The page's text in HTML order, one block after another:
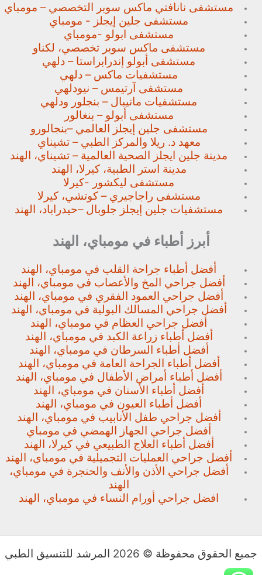
مستشفى نانافتي ماكس سوبر التخصصي – مومباي
مستشفى جلين إيجلز - مومباي
مستشفى ابولو -مومباي
مستشفى ماكس سوبر تخصصي، لكناو
مستشفى أبولو إندرابراستا – دلهي
مستشفيات ماكس – دلهي
مستشفى آرتيمس – نيودلهي
مستشفيات مانيبال – بنجلور ودلهي
مستشفى أبولو – بنغالور
مستشفى جلين إيجلز العالمي –بنجالورو
معهد د. ريلا والمركز الطبي – تشيناي
مدينة جلين ايجلز الصحية العالمية – تشيناي، الهند
مدينة استر الطبية، كيرلا، الهند
مستشفى ليكشور -كيرلا
مستشفى راجاجيري – كوتشي، كيرلا
مستشفيات جلين إيجلز جلوبال –حيدراباد، الهند
أبرز أطباء في مومباي، الهند
أفضل أطباء جراحة القلب في مومباي، الهند
أفضل جراحي المخ والأعصاب في مومباي، الهند
أفضل جراحي العمود الفقري في مومباي، الهند
أفضل جراحي المسالك البولية في مومباي، الهند
أفضل جراحي العظام في مومباي، الهند
أفضل أطباء زراعة الكبد في مومباي، الهند
أفضل أطباء السرطان في مومباي، الهند
أفضل أطباء الجراحة العامة في مومباي، الهند
أفضل أطباء أمراض الأطفال في مومباي، الهند
أفضل أطباء الأسنان في مومباي، الهند
أفضل أطباء العيون في مومباي، الهند
أفضل جراحي طفل الأنابيب في مومباي، الهند
أفضل جراحي الجهاز الهمضي في مومباي
أفضل أطباء العلاج الطبيعي في كيرلا، الهند
أفضل جراحي العمليات التجميلية في مومباي، الهند
أفضل جراحي الأذن والأنف والحنجرة في مومباي،
الهند
افضل جراحي أورام النساء في مومباي، الهند
جميع الحقوق محفوظة © 2026 المرشد للتنسيق الطبي